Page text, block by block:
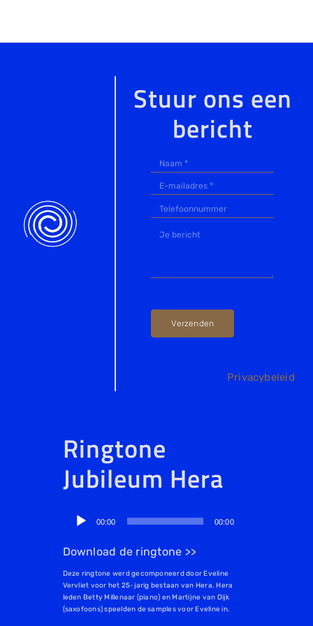
Ringtone
Jubileum Hera
Audiospeler
00:00 00:00
Download de ringtone >>
Deze ringtone werd gecomponeerd door Eveline
Vervliet voor het 25-jarig bestaan van Hera. Hera
leden Betty Millenaar (piano) en Martijne van Dijk
(saxofoons) speelden de samples voor Eveline in.
Stuur ons een
bericht
Verzenden
Privacybeleid